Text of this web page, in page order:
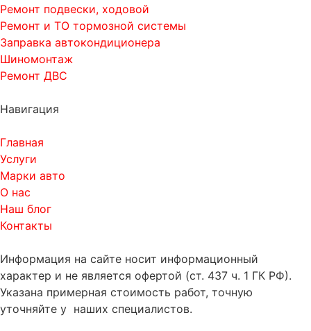
Ремонт подвески, ходовой
Ремонт и ТО тормозной системы
Заправка автокондиционера
Шиномонтаж
Ремонт ДВС
Навигация
Главная
Услуги
Марки авто
О нас
Наш блог
Контакты
Информация на сайте носит информационный
характер и не является офертой (ст. 437 ч. 1 ГК РФ).
Указана примерная стоимость работ, точную
уточняйте у наших специалистов.